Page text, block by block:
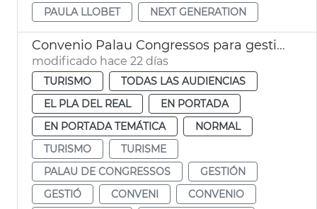
PAULA LLOBET
NEXT GENERATION
Convenio Palau Congressos para gestión Palau Exposició
modificado hace 22 días
TURISMO
TODAS LAS AUDIENCIAS
EL PLA DEL REAL
EN PORTADA
EN PORTADA TEMÁTICA
NORMAL
TURISMO
TURISME
PALAU DE CONGRESSOS
GESTIÓN
GESTIÓ
CONVENI
CONVENIO